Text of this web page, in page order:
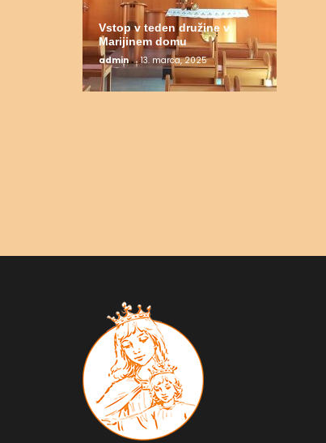
Vstop v teden družine v
Marijinem domu
admin 13. marca, 2025